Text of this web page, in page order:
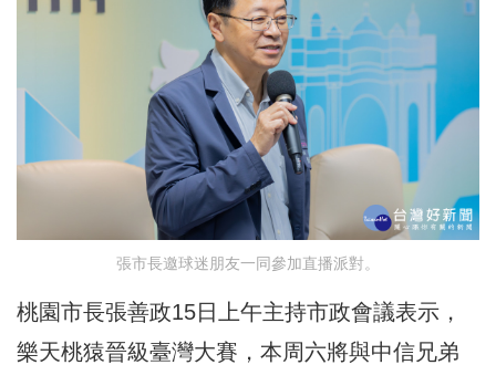
張市長邀球迷朋友一同參加直播派對。
桃園市長張善政15日上午主持市政會議表示，
樂天桃猿晉級臺灣大賽，本周六將與中信兄弟